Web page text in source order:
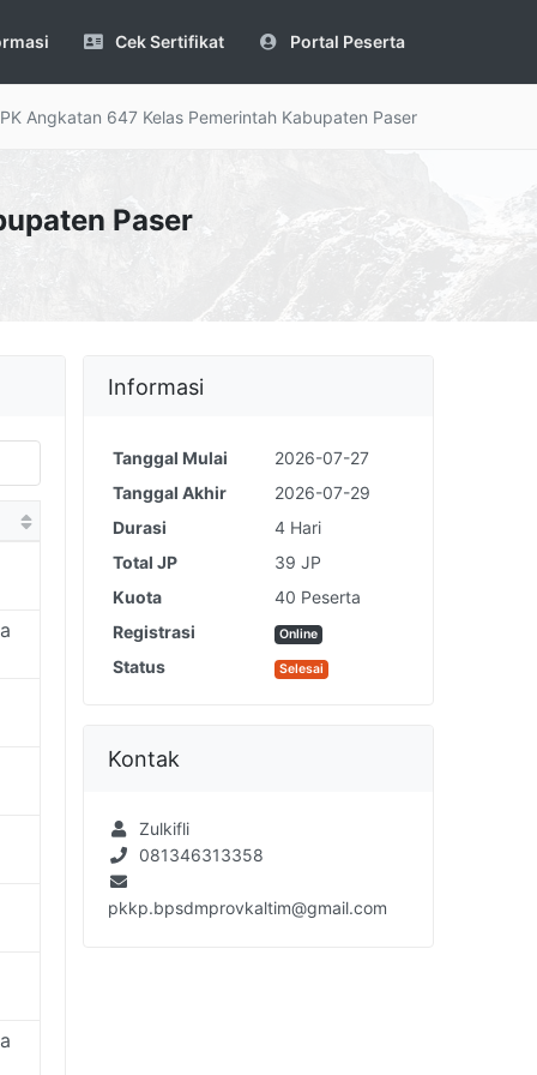
Cek Sertifikat Portal Peserta
Angkatan 647 Kelas Pemerintah Kabupaten Paser
Paser
Informasi
Tanggal Mulai
2026-07-27
Tanggal Akhir
2026-07-29
Durasi
4 Hari
Total JP
39 JP
Kuota
40 Peserta
Registrasi
Online
Status Selesai
Kontak
Zulkifli
081346313358
pkkp.bpsdmprovkaltim@gmail.com